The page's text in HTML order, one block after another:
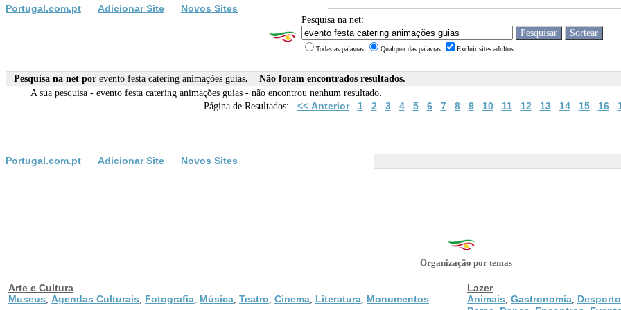
Portugal.com.pt Adicionar Site Novos Sites
Pesquisa na net:
Todas as palavras Qualquer das palavras Excluir sites adultos
Pesquisa na net por evento festa catering animações guias. Não foram encontrados resultados.
A sua pesquisa - evento festa catering animações guias- não encontrou nenhum resultado.
Página de Resultados: << Anterior 1 2 3 4 5 6 7 8 9 10 11 12 13 14 15 16
Portugal.com.pt Adicionar Site Novos Sites
Organização por temas
Arte e Cultura
Museus
Agendas Culturais Fotografia Música Teatro Cinema Literatura Monumentos
Lazer
Animais Gastronomia Desporto